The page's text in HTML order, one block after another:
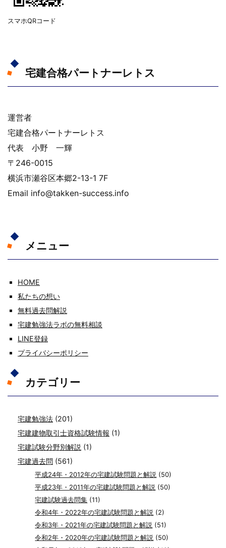
スマホQRコード
宅建合格パートナーレトス
運営者
宅建合格パートナーレトス
代表 小野 一輝
〒246-0015
横浜市瀬谷区本郷2-13-1 7F
Email info@takken-success.info
メニュー
HOME
私たちの想い
無料過去問解説
宅建勉強法ラボの無料相談
LINE登録
プライバシーポリシー
カテゴリー
宅建勉強法 (201)
宅建建物取引士資格試験情報 (1)
宅建試験分野別解説 (1)
宅建過去問 (561)
平成24年・2012年の宅建試験問題と解説 (50)
平成23年・2011年の宅建試験問題と解説 (50)
宅建試験過去問集 (11)
令和4年・2022年の宅建試験問題と解説 (2)
令和3年・2021年の宅建試験問題と解説 (51)
令和2年・2020年の宅建試験問題と解説 (50)